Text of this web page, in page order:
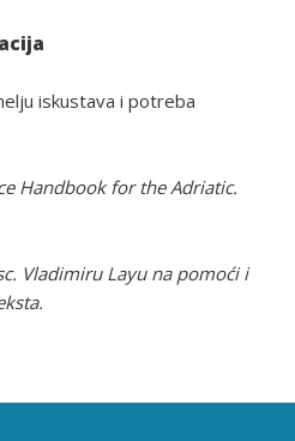
iskustava i potreba
Handbook for the Adriatic.
Vladimiru Layu na pomoći i